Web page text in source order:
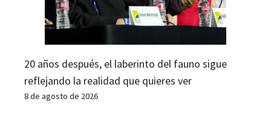
20 años después, el laberinto del fauno sigue
reflejando la realidad que quieres ver
8 de agosto de 2026